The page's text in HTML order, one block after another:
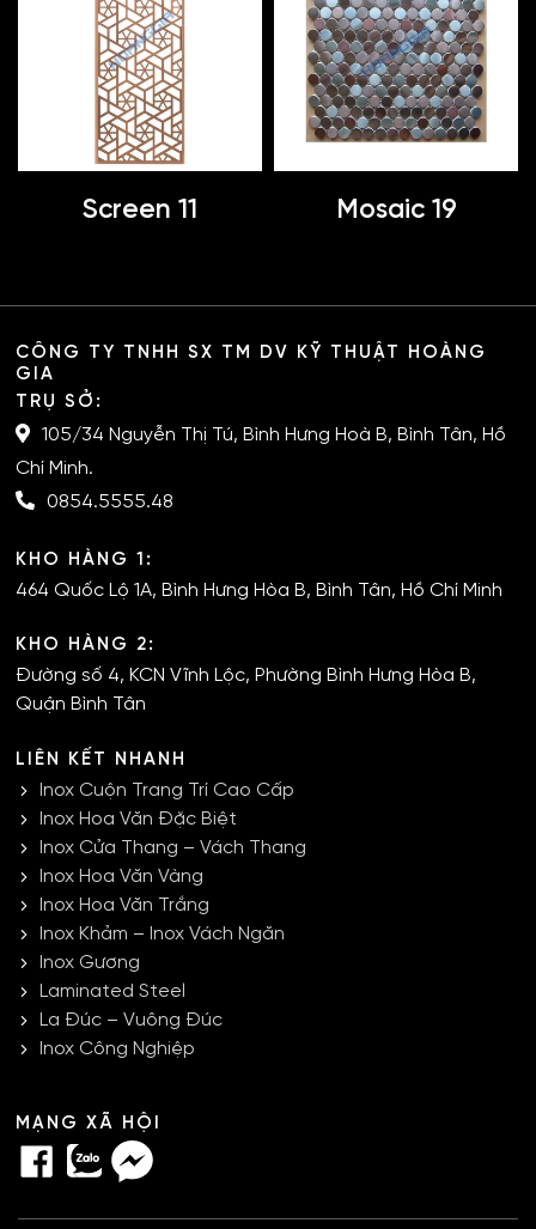
Screen 11 Mosaic 19
CÔNG TY TNHH SX TM DV KỸ THUẬT HOÀNG
GIA
TRỤ SỞ:
105/34 Nguyễn Thị Tú, Bình Hưng Hoà B, Bình Tân, Hồ
Chí Minh.
0854.5555.48
KHO HÀNG 1:
464 Quốc Lộ 1A, Bình Hưng Hòa B, Bình Tân, Hồ Chí Minh
KHO HÀNG 2:
Đường số 4, KCN Vĩnh Lộc, Phường Bình Hưng Hòa B,
Quận Bình Tân
LIÊN KẾT NHANH
Inox Cuộn Trang Trí Cao Cấp
Inox Hoa Văn Đặc Biệt
Inox Cửa Thang – Vách Thang
Inox Hoa Văn Vàng
Inox Hoa Văn Trắng
Inox Khảm – Inox Vách Ngăn
Inox Gương
Laminated Steel
La Đúc – Vuông Đúc
Inox Công Nghiệp
MẠNG XÃ HỘI